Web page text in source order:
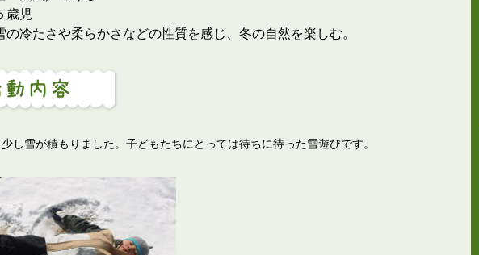
歳児
の冷たさや柔らかさなどの性質を感じ、冬の自然を楽しむ。
し雪が積もりました。子どもたちにとっては待ちに待った雪遊びです。